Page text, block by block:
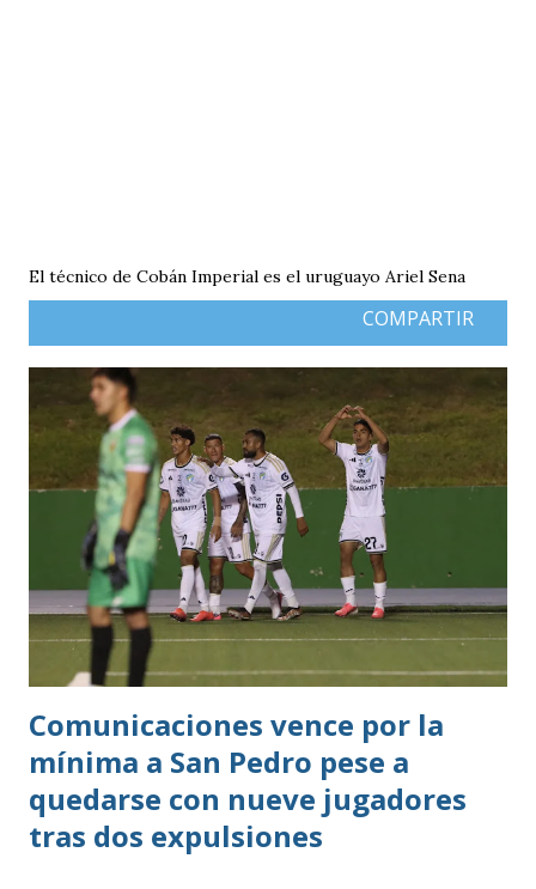
El técnico de Cobán Imperial es el uruguayo Ariel Sena
COMPARTIR
Comunicaciones vence por la
mínima a San Pedro pese a
quedarse con nueve jugadores
tras dos expulsiones